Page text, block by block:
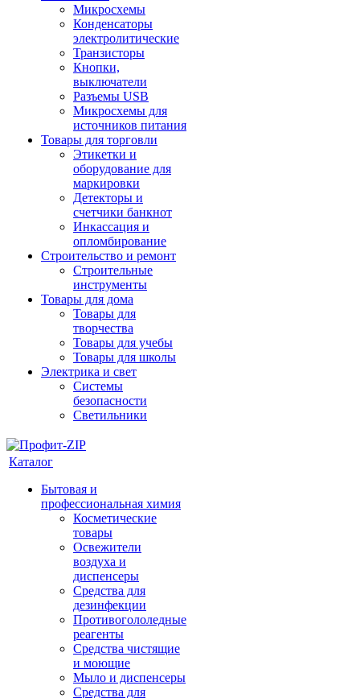
Микросхемы
Конденсаторы
электролитические
Транзисторы
Кнопки,
выключатели
Разъемы USB
Микросхемы для
источников питания
Товары для торговли
Этикетки и
оборудование для
маркировки
Детекторы и
счетчики банкнот
Инкассация и
опломбирование
Строительство и ремонт
Строительные
инструменты
Товары для дома
Товары для
творчества
Товары для учебы
Товары для школы
Электрика и свет
Системы
безопасности
Светильники
Каталог
Бытовая и
профессиональная химия
Косметические
товары
Освежители
воздуха и
диспенсеры
Средства для
дезинфекции
Противогололедные
реагенты
Средства чистящие
и моющие
Мыло и диспенсеры
Средства для